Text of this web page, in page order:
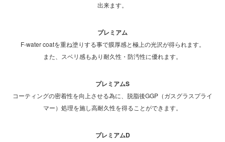
出来ます。
プレミアム
F-water coatを重ね塗りする事で膜厚感と極上の光沢が得られます。
また、スベリ感もあり耐久性・防汚性に優れます。
プレミアムS
コーティングの密着性を向上させる為に、脱脂後GGP（ガスグラスプライ
マー）処理を施し高耐久性を得ることができます。
プレミアムD